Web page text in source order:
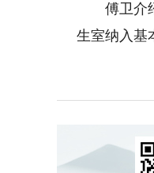
傅卫介绍
生室纳入基